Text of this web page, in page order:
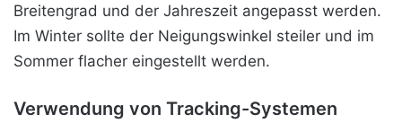
Breitengrad und der Jahreszeit angepasst werden.
Im Winter sollte der Neigungswinkel steiler und im
Sommer flacher eingestellt werden.
Verwendung von Tracking-Systemen